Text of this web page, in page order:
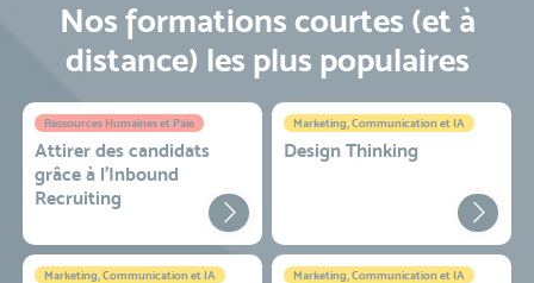
Nos formations courtes (et à
distance) les plus populaires
Ressources Humaines et Paie
Attirer des candidats
grâce à l’Inbound
Recruiting
Marketing, Communication et IA
Design Thinking
Marketing, Communication et IA Marketing, Communication et IA